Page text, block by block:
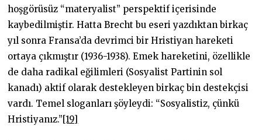
hoşgörüsüz “materyalist” perspektif içerisinde
kaybedilmiştir. Hatta Brecht bu eseri yazdıktan birkaç
yıl sonra Fransa’da devrimci bir Hristiyan hareketi
ortaya çıkmıştır (1936-1938). Emek hareketini, özellikle
de daha radikal eğilimleri (Sosyalist Partinin sol
kanadı) aktif olarak destekleyen birkaç bin destekçisi
vardı. Temel sloganları şöyleydi: “Sosyalistiz, çünkü
Hristiyanız.”[19]